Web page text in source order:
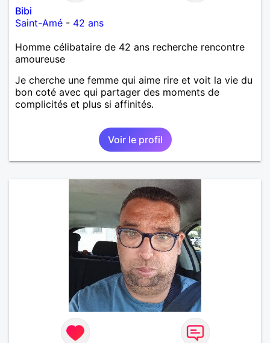
Bibi
Saint-Amé - 42 ans
Homme célibataire de 42 ans recherche rencontre
amoureuse
Je cherche une femme qui aime rire et voit la vie du
bon coté avec qui partager des moments de
complicités et plus si affinités.
Voir le profil